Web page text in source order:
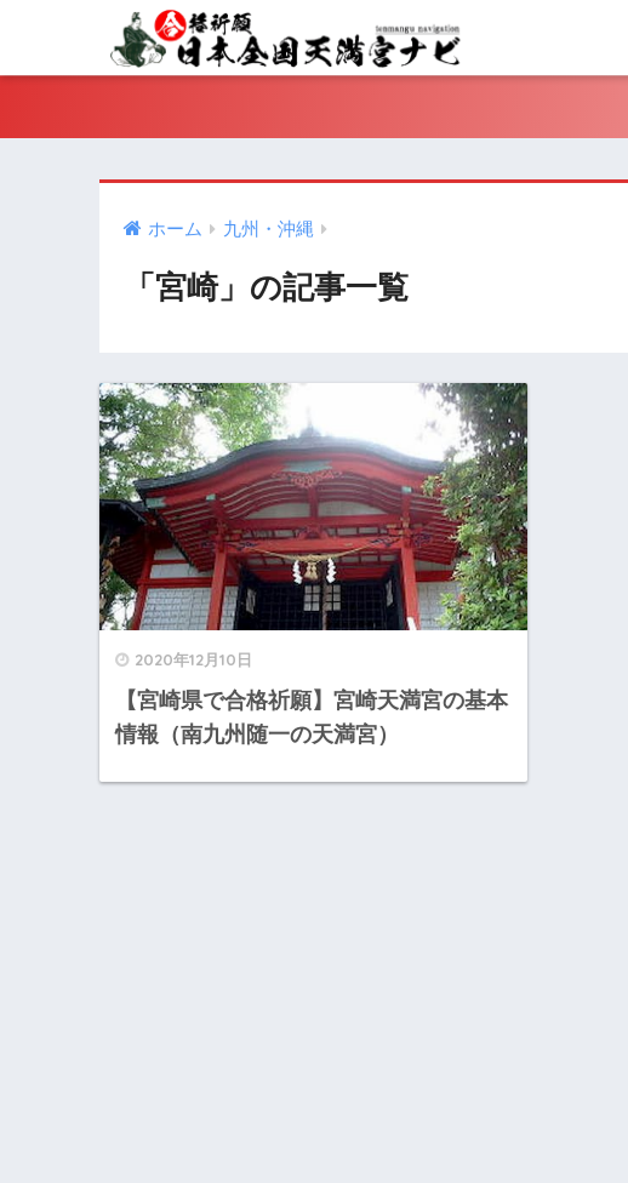
ホーム 九州・沖縄
「宮崎」の記事一覧
2020年12月10日
【宮崎県で合格祈願】宮崎天満宮の基本
情報（南九州随一の天満宮）